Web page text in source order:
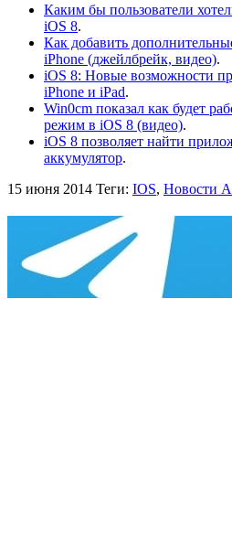
Каким бы пользователи
iOS 8.
Как добавить
iPhone (джейлбрейк, видео).
iOS 8: Новые возможности
iPhone и iPad.
Win0cm показал как будет
режим в iOS 8 (видео).
iOS 8 позволяет найти
аккумулятор.
15 июня 2014 Теги: IOS, Новости